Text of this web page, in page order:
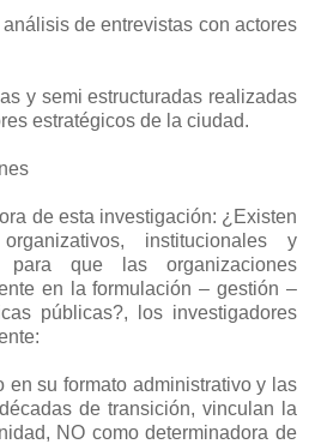
de entrevistas con actores
y semi estructuradas realizadas
estratégicos de la ciudad.
de esta investigación: ¿Existen
institucionales y
para que las organizaciones
en la formulación – gestión –
públicas?, los investigadores
en su formato administrativo y las
de transición, vinculan la
NO como determinadora de